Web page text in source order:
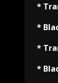
*
*
*
*